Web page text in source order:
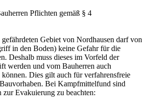
Pflichten gemäß § 4
Gebiet von Nordhausen darf von
in den Boden) keine Gefahr für die
Deshalb muss dieses im Vorfeld der
werden und vom Bauherren auch
Dies gilt auch für verfahrensfreie
Bei Kampfmittelfund sind
zur Evakuierung zu beachten: